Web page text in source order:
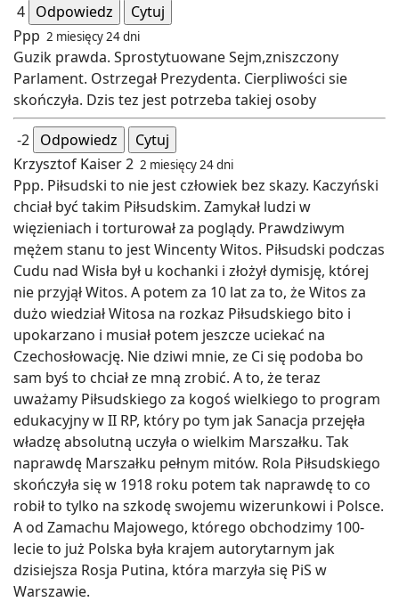
4 Odpowiedz
Cytuj
Ppp 2 miesięcy 24 dni
Guzik prawda. Sprostytuowane Sejm,zniszczony
Parlament. Ostrzegał Prezydenta. Cierpliwości sie
skończyła. Dzis tez jest potrzeba takiej osoby
-2 Odpowiedz
Cytuj
Krzysztof Kaiser 2 2 miesięcy 24 dni
Ppp. Piłsudski to nie jest człowiek bez skazy. Kaczyński
chciał być takim Piłsudskim. Zamykał ludzi w
więzieniach i torturował za poglądy. Prawdziwym
mężem stanu to jest Wincenty Witos. Piłsudski podczas
Cudu nad Wisła był u kochanki i złożył dymisję, której
nie przyjął Witos. A potem za 10 lat za to, że Witos za
dużo wiedział Witosa na rozkaz Piłsudskiego bito i
upokarzano i musiał potem jeszcze uciekać na
Czechosłowację. Nie dziwi mnie, ze Ci się podoba bo
sam byś to chciał ze mną zrobić. A to, że teraz
uważamy Piłsudskiego za kogoś wielkiego to program
edukacyjny w II RP, który po tym jak Sanacja przejęła
władzę absolutną uczyła o wielkim Marszałku. Tak
naprawdę Marszałku pełnym mitów. Rola Piłsudskiego
skończyła się w 1918 roku potem tak naprawdę to co
robił to tylko na szkodę swojemu wizerunkowi i Polsce.
A od Zamachu Majowego, którego obchodzimy 100-
lecie to już Polska była krajem autorytarnym jak
dzisiejsza Rosja Putina, która marzyła się PiS w
Warszawie.